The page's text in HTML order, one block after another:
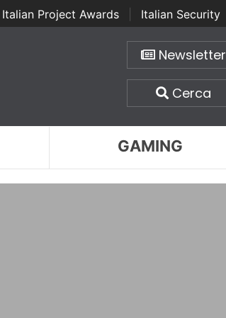
Italian Project Awards
Italian Security
Newsletter
Cerca
GAMING